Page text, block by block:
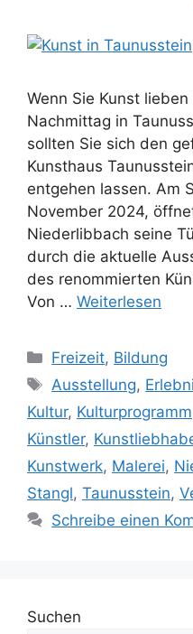
Wenn Sie Kunst
Nachmittag in
sollten Sie sich den
Kunsthaus
entgehen lassen. Am
November 2024,
Niederlibbach seine
durch die aktuelle
des renommierten
Von … Weiterlesen
Kategorien
Freizeit, Bildung
Schlagwörter
Ausstellung,
Kultur, Kulturprogramm
Künstler,
Kunstwerk, Malerei,
Stangl, Taunusstein,
Schreibe einen
Suchen